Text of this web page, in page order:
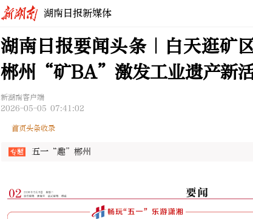
湖南日报新媒体
湖南日报要闻头条｜白天逛
郴州“矿BA”激发工业遗产新
新湖南客户端
2026-05-05 07:41:02
首页头条收录
五一“趣”郴州